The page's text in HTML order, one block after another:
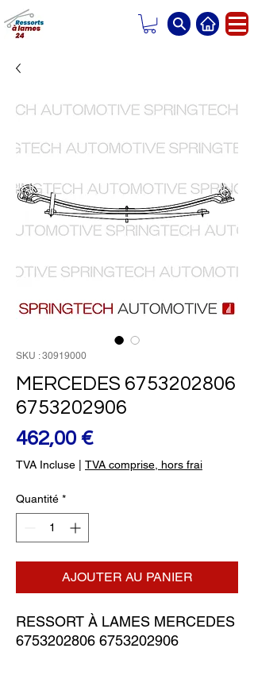
SKU : 30919000
MERCEDES 6753202806
6753202906
462,00 €Prix
TVA Incluse TVA comprise, hors frai
Quantité *
AJOUTER AU PANIER
RESSORT À LAMES MERCEDES
6753202806 6753202906